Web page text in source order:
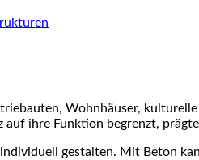
Wohnhäuser,
auf ihre Funktion begrenzt,
gestalten. Mit Beton